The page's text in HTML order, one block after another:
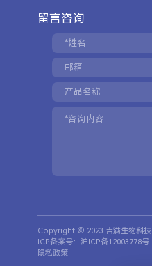
留言咨询
Copyright © 2023 吉满生物科
ICP备案号：沪ICP备12003778号
隐私政策